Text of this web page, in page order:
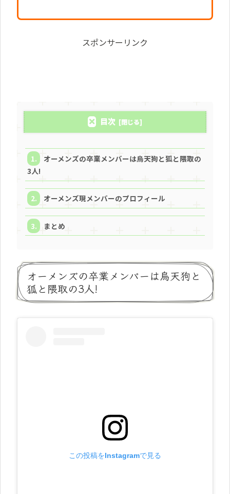
スポンサーリンク
目次
オーメンズの卒業メンバーは烏天狗と狐と隈取の
3人!
オーメンズ現メンバーのプロフィール
まとめ
オーメンズの卒業メンバーは烏天狗と
狐と隈取の3人!
この投稿をInstagramで見る